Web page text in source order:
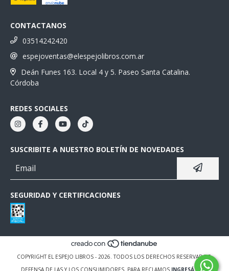
CONTACTANOS
03514242420
espejoventas@elespejolibros.com.ar
Deán Funes 163. Local 4 y 5. Paseo Santa Catalina.
Córdoba
REDES SOCIALES
SUSCRIBITE A NUESTRO BOLETÍN DE NOVEDADES
SEGURIDAD Y CERTIFICACIONES
COPYRIGHT EL ESPEJO LIBROS - 2026. TODOS LOS DERECHOS RESERVADOS.